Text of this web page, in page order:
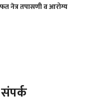
नेत्र तपासणी व आरोग्य